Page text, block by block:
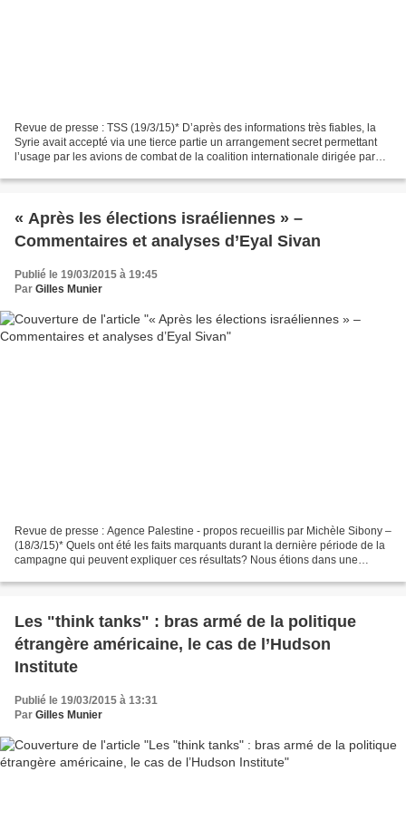
Revue de presse : TSS (19/3/15)* D’après des informations très fiables, la
Syrie avait accepté via une tierce partie un arrangement secret permettant
l’usage par les avions de combat de la coalition internationale dirigée par
« Après les élections israéliennes » –
Commentaires et analyses d’Eyal Sivan
Publié le 19/03/2015 à 19:45
Par Gilles Munier
Revue de presse : Agence Palestine - propos recueillis par Michèle Sibony –
(18/3/15)* Quels ont été les faits marquants durant la dernière période de la
campagne qui peuvent expliquer ces résultats? Nous étions dans une
Les "think tanks" : bras armé de la politique
étrangère américaine, le cas de l’Hudson
Institute
Publié le 19/03/2015 à 13:31
Par Gilles Munier